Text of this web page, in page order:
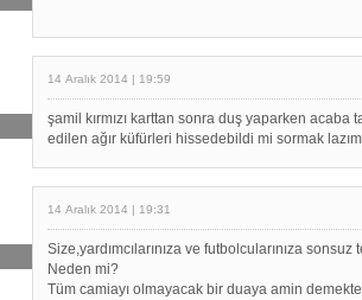
14 Aralık 2014 | 19:59
şamil kırmızı karttan sonra duş yaparken
edilen ağır küfürleri hissedebildi mi sormak lazım
14 Aralık 2014 | 19:31
Size,yardımcılarınıza ve futbolcularınıza sonsuz
Neden mi?
Tüm camiayı olmayacak bir duaya amin